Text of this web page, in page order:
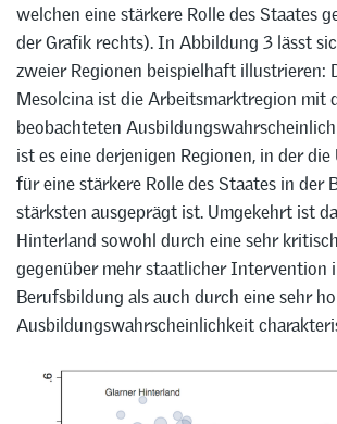
welchen eine stärkere Rolle des Staates
der Grafik rechts). In Abbildung 3 lässt
zweier Regionen beispielhaft illustrieren:
Mesolcina ist die Arbeitsmarktregion mit
beobachteten
ist es eine derjenigen Regionen, in der
für eine stärkere Rolle des Staates in der
stärksten ausgeprägt ist. Umgekehrt ist
Hinterland sowohl durch eine sehr
gegenüber mehr staatlicher Intervention
Berufsbildung als auch durch eine sehr
Ausbildungswahrscheinlichkeit